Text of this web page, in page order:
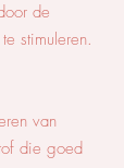
de
stimuleren.
van
die goed